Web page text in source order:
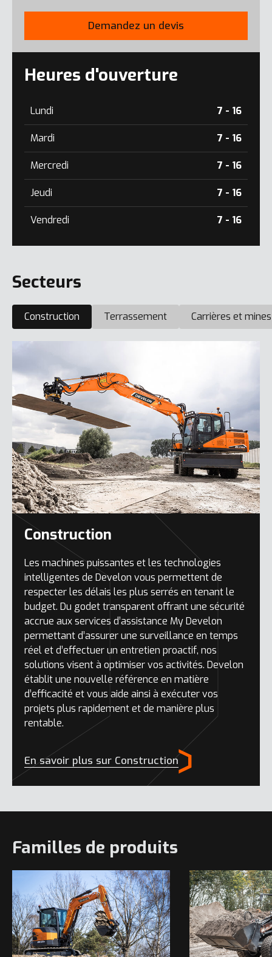
Demandez un devis
Heures d'ouverture
Lundi 7 - 16
Mardi 7 - 16
Mercredi 7 - 16
Jeudi 7 - 16
Vendredi 7 - 16
Secteurs
Construction Terrassement Carrières et mines
Construction
Les machines puissantes et les technologies
intelligentes de Develon vous permettent de
respecter les délais les plus serrés en tenant le
budget. Du godet transparent offrant une sécurité
accrue aux services d’assistance My Develon
permettant d’assurer une surveillance en temps
réel et d’effectuer un entretien proactif, nos
solutions visent à optimiser vos activités. Develon
établit une nouvelle référence en matière
d’efficacité et vous aide ainsi à exécuter vos
projets plus rapidement et de manière plus
rentable.
En savoir plus sur Construction
Familles de produits